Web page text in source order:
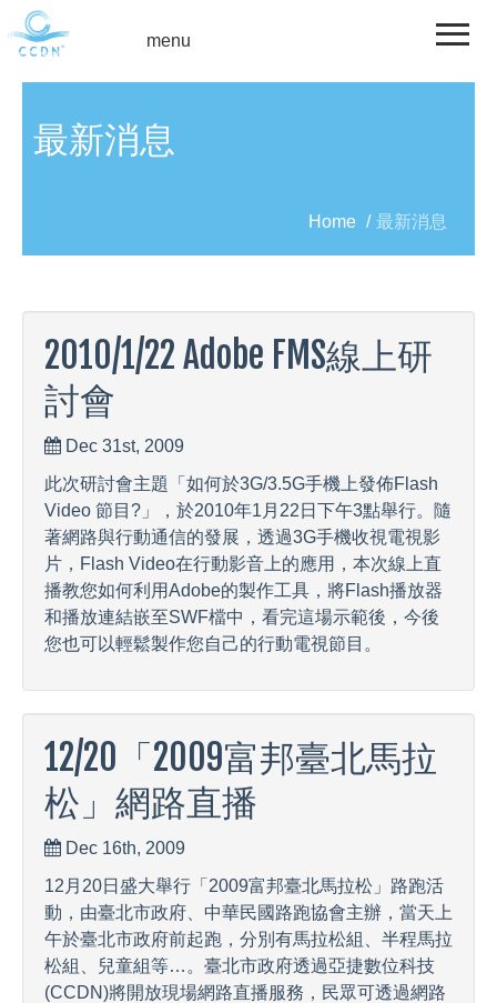
menu
最新消息
Home / 最新消息
2010/1/22 Adobe FMS線上研
討會
Dec 31st, 2009
此次研討會主題「如何於3G/3.5G手機上發佈Flash
Video 節目?」，於2010年1月22日下午3點舉行。隨
著網路與行動通信的發展，透過3G手機收視電視影
片，Flash Video在行動影音上的應用，本次線上直
播教您如何利用Adobe的製作工具，將Flash播放器
和播放連結嵌至SWF檔中，看完這場示範後，今後
您也可以輕鬆製作您自己的行動電視節目。
12/20「2009富邦臺北馬拉
松」網路直播
Dec 16th, 2009
12月20日盛大舉行「2009富邦臺北馬拉松」路跑活
動，由臺北市政府、中華民國路跑協會主辦，當天上
午於臺北市政府前起跑，分別有馬拉松組、半程馬拉
松組、兒童組等…。臺北市政府透過亞捷數位科技
(CCDN)將開放現場網路直播服務，民眾可透過網路